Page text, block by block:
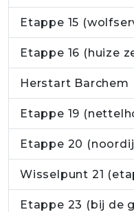
Etappe 15
Etappe 16 (huize
Herstart Barchem
Etappe 19
Etappe 20
Wisselpunt 21
Etappe 23 (bij de